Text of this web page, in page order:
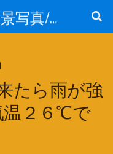
今日の佐渡島 風景写真/天気/お酒/お米/温泉
たら雨が強
温２６℃で